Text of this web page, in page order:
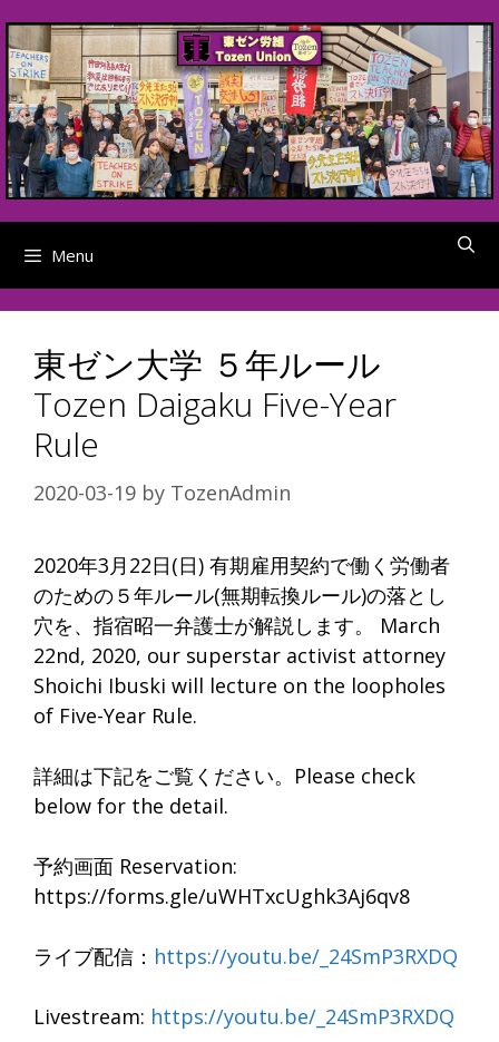
to
content
Menu
東ゼン大学 ５年ルール
Tozen Daigaku Five-Year
Rule
2020-03-19 by TozenAdmin
2020年3月22日(日) 有期雇用契約で働く労働者
のための５年ルール(無期転換ルール)の落とし
穴を、指宿昭一弁護士が解説します。 March
22nd, 2020, our superstar activist attorney
Shoichi Ibuski will lecture on the loopholes
of Five-Year Rule.
詳細は下記をご覧ください。Please check
below for the detail.
予約画面 Reservation:
https://forms.gle/uWHTxcUghk3Aj6qv8
ライブ配信： https://youtu.be/_24SmP3RXDQ
Livestream: https://youtu.be/_24SmP3RXDQ